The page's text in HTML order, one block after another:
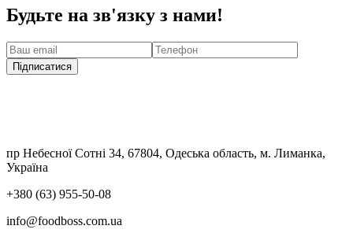
Будьте на зв'язку з нами!
Підписатися
пр Небесної Сотні 34, 67804, Одеська область, м. Лиманка,
Україна
+380 (63) 955-50-08
info@foodboss.com.ua